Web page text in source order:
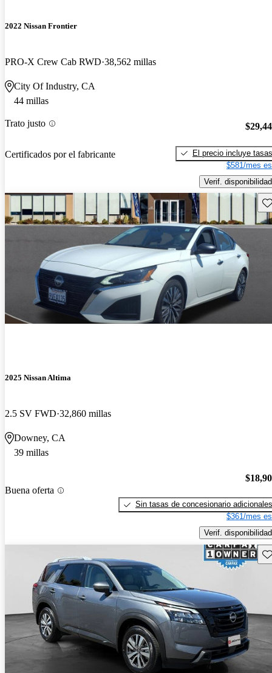
2022 Nissan Frontier
PRO-X Crew Cab RWD 38,562 millas
City Of Industry, CA
44 millas
Trato justo
Certificados por el fabricante
El precio incluye tasas
$581/mes
Verif. disponibilidad
2025 Nissan Altima
2.5 SV FWD 32,860 millas
Downey, CA
39 millas
Buena oferta
Sin tasas de concesionario adicionales
$361/mes
Verif. disponibilidad